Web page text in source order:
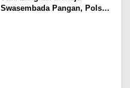
Swasembada Pangan, Polsek